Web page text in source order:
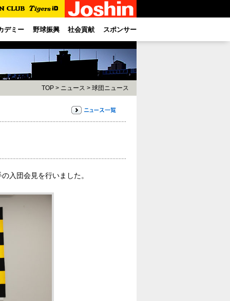
デミー 野球振興 社会貢献 スポンサー
TOP > ニュース > 球団ニュース
入団会見を行いました。